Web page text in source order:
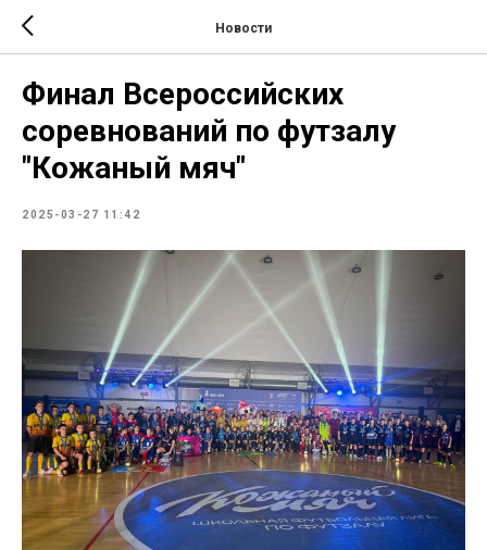
Новости
Финал Всероссийских
соревнований по футзалу
"Кожаный мяч"
2025-03-27 11:42